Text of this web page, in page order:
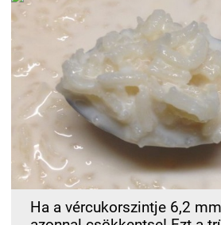
Ha a vércukorszintje 6,2